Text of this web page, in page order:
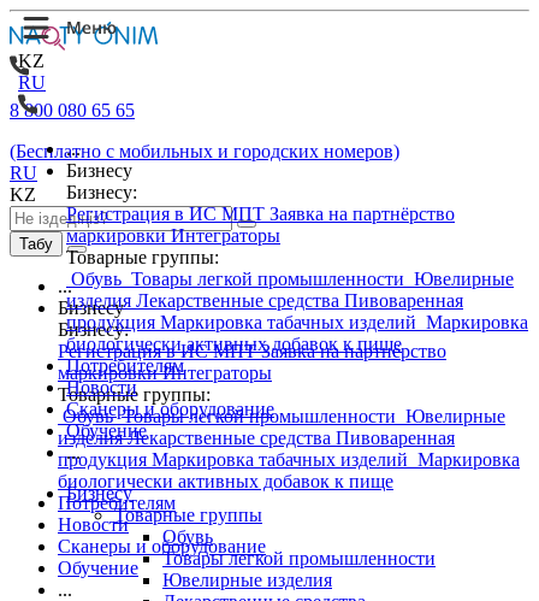
KZ
RU
...
Бизнесу
Бизнесу:
Регистрация в ИС МПТ Заявка на партнёрство
маркировкиИнтеграторы
Товарные группы:
Обувь Товары легкой промышленности Ювелирные
изделия Лекарственные средства Пивоваренная
продукция Маркировка табачных изделий Маркировка
биологически активных добавок к пище
Потребителям
Новости
Сканеры и оборудование
Обучение
...
Бизнесу
Товарные группы
Обувь
Товары легкой промышленности
Ювелирные изделия
8 800 080 65 65
(Бесплатно с мобильных и городских номеров)
RU
KZ
Табу
...
Бизнесу
Бизнесу:
Регистрация в ИС МПТЗаявка на партнёрство
маркировкиИнтеграторы
Товарные группы:
ОбувьТовары легкой промышленности Ювелирные
изделияЛекарственные средства Пивоваренная
продукция Маркировка табачных изделий Маркировка
биологически активных добавок к пище
Потребителям
Новости
Сканеры и оборудование
Обучение
...